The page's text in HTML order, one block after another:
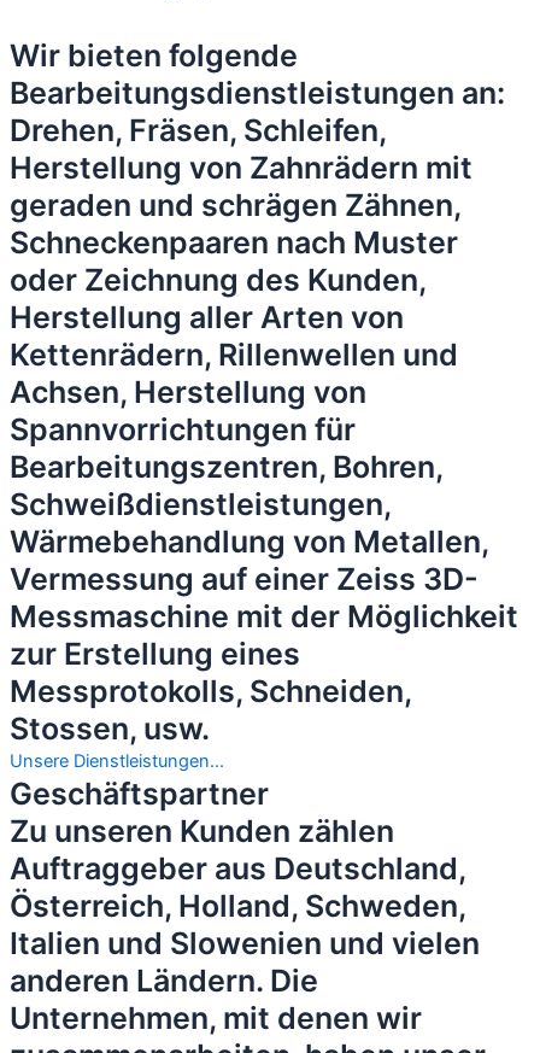
Wir bieten folgende
Bearbeitungsdienstleistungen an:
Drehen, Fräsen, Schleifen,
Herstellung von Zahnrädern mit
geraden und schrägen Zähnen,
Schneckenpaaren nach Muster
oder Zeichnung des Kunden,
Herstellung aller Arten von
Kettenrädern, Rillenwellen und
Achsen, Herstellung von
Spannvorrichtungen für
Bearbeitungszentren, Bohren,
Schweißdienstleistungen,
Wärmebehandlung von Metallen,
Vermessung auf einer Zeiss 3D-
Messmaschine mit der Möglichkeit
zur Erstellung eines
Messprotokolls, Schneiden,
Stossen, usw.
Unsere Dienstleistungen...
Geschäftspartner
Zu unseren Kunden zählen
Auftraggeber aus Deutschland,
Österreich, Holland, Schweden,
Italien und Slowenien und vielen
anderen Ländern. Die
Unternehmen, mit denen wir